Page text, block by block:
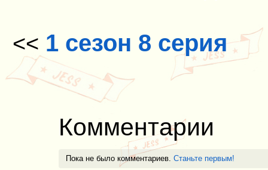
<< 1 сезон 8 серия
Комментарии
Пока не было комментариев. Станьте первым!